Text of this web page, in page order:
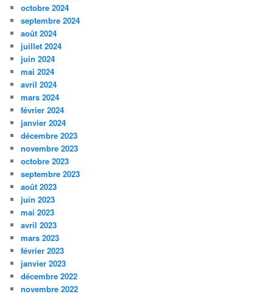
octobre 2024
septembre 2024
août 2024
juillet 2024
juin 2024
mai 2024
avril 2024
mars 2024
février 2024
janvier 2024
décembre 2023
novembre 2023
octobre 2023
septembre 2023
août 2023
juin 2023
mai 2023
avril 2023
mars 2023
février 2023
janvier 2023
décembre 2022
novembre 2022